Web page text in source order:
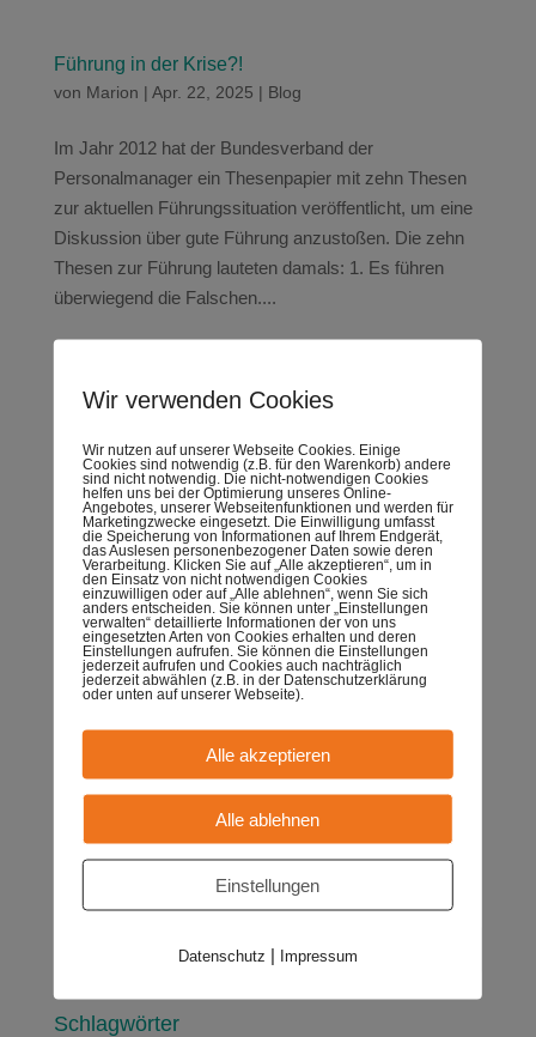
Führung in der Krise?!
von Marion | Apr. 22, 2025 | Blog
Im Jahr 2012 hat der Bundesverband der
Personalmanager ein Thesenpapier mit zehn Thesen
zur aktuellen Führungssituation veröffentlicht, um eine
Diskussion über gute Führung anzustoßen. Die zehn
Thesen zur Führung lauteten damals: 1. Es führen
überwiegend die Falschen....
vonMarion|März 28, 2025|Blog
So etablieren Sie Missstände erfolgreich in Ihrer
Organisation – Ein satirischer Ratgeber zur toxischen
Führung Mit einem Augenzwinkern(!) – möchte ich
heute mal all jenen zur Seite stehen, die (bewusst oder
unbewusst) daran arbeiten, toxische Strukturen und...
Wenn Gespräche sich im Kreise drehen
vonMarion|Aug. 24, 2024|Blog
Fünf kleine sprachliche Interventionen mit großer
Wirkung Oh je! Kennen Sie das? Ihr Gesprächspartner
… … redet sich in einer Endlosschleife von Problemen
fest – alles sei schwierig, aussichtslos, nicht zu
ändern. … erklärt ausführlich, warum...
Schlagwörter
Wir verwenden Cookies
Wir nutzen auf unserer Webseite Cookies. Einige
Cookies sind notwendig (z.B. für den Warenkorb) andere
sind nicht notwendig. Die nicht-notwendigen Cookies
helfen uns bei der Optimierung unseres Online-
Angebotes, unserer Webseitenfunktionen und werden für
Marketingzwecke eingesetzt. Die Einwilligung umfasst
die Speicherung von Informationen auf Ihrem Endgerät,
das Auslesen personenbezogener Daten sowie deren
Verarbeitung. Klicken Sie auf „Alle akzeptieren“, um in
den Einsatz von nicht notwendigen Cookies
einzuwilligen oder auf „Alle ablehnen“, wenn Sie sich
anders entscheiden. Sie können unter „Einstellungen
verwalten“ detaillierte Informationen der von uns
eingesetzten Arten von Cookies erhalten und deren
Einstellungen aufrufen. Sie können die Einstellungen
jederzeit aufrufen und Cookies auch nachträglich
jederzeit abwählen (z.B. in der Datenschutzerklärung
oder unten auf unserer Webseite).
Alle akzeptieren
Alle ablehnen
Einstellungen
Datenschutz | Impressum